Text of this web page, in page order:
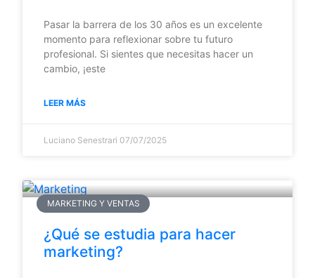
Pasar la barrera de los 30 años es un excelente
momento para reflexionar sobre tu futuro
profesional. Si sientes que necesitas hacer un
cambio, ¡este
LEER MÁS
Luciano Senestrari 07/07/2025
MARKETING Y VENTAS
¿Qué se estudia para hacer
marketing?